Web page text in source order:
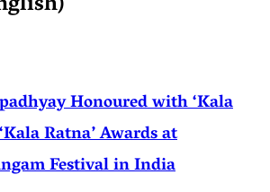
Honoured with ‘Kala
Ratna’ Awards at
Festival in India